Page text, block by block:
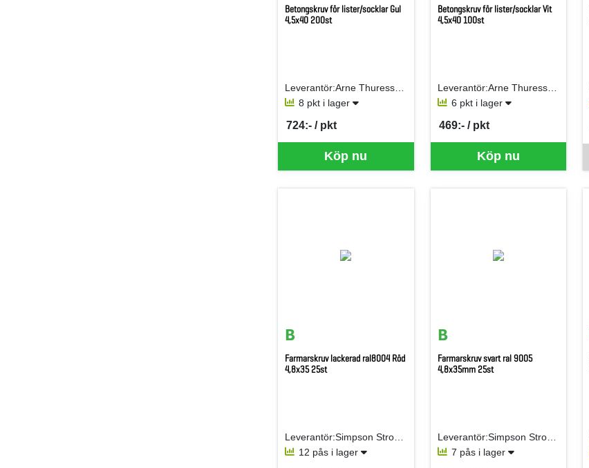
Betongskruv för lister/socklar Gul
4,5x40 200st
8 pkt i lager
Köp nu
724:- / pkt
SEK per PKT
Betongskruv för lister/socklar Vit
4,5x40 100st
Leverantör:Arne Thuresson Byggmaterial AB
6 pkt i lager
Köp nu
469:- / pkt
SEK per PKT
Farmarskruv lackerad ral8004 Röd
4,8x35 25st
12 pås i lager
Farmarskruv svart ral 9005
4,8x35mm 25st
Leverantör:Simpson Strong-Tie AB (fd Gunnebo)
7 pås i lager